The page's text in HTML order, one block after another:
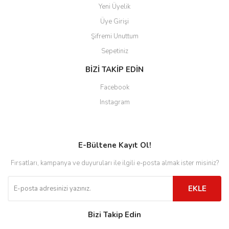
Yeni Üyelik
Üye Girişi
Şifremi Unuttum
Sepetiniz
BİZİ TAKİP EDİN
Facebook
Instagram
E-Bültene Kayıt Ol!
Fırsatları, kampanya ve duyuruları ile ilgili e-posta almak ister misiniz?
EKLE
Bizi Takip Edin